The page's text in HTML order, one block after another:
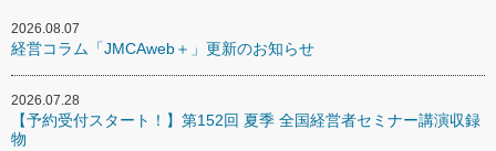
2026.08.07
経営コラム「JMCAweb＋」更新のお知らせ
2026.07.28
【予約受付スタート！】第152回 夏季 全国経営者セミナー講演収録
物